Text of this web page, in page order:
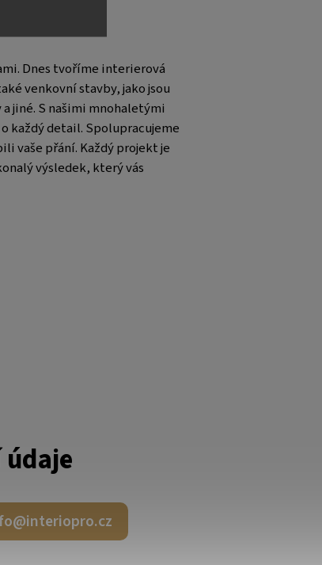
Dnes tvoříme interierová
venkovní stavby, jako jsou
jiné. S našimi mnohaletými
každý detail. Spolupracujeme
vaše přání. Každý projekt je
výsledek, který vás